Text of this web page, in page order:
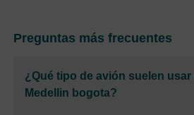
Preguntas más frecuentes
¿Qué tipo de avión suelen
Medellin bogota?